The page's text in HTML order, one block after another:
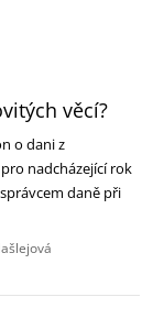
věcí?
o dani z
nadcházející rok
daně při